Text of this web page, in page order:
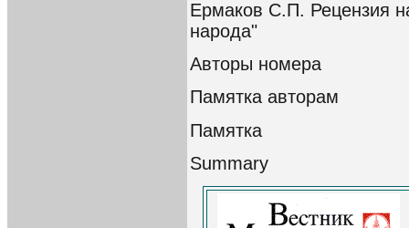
Ермаков С.П. Рецензия
народа"
Авторы номера
Памятка авторам
Памятка
Summary